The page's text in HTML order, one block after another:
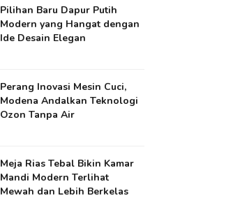
Pilihan Baru Dapur Putih
Modern yang Hangat dengan
Ide Desain Elegan
Perang Inovasi Mesin Cuci,
Modena Andalkan Teknologi
Ozon Tanpa Air
Meja Rias Tebal Bikin Kamar
Mandi Modern Terlihat
Mewah dan Lebih Berkelas